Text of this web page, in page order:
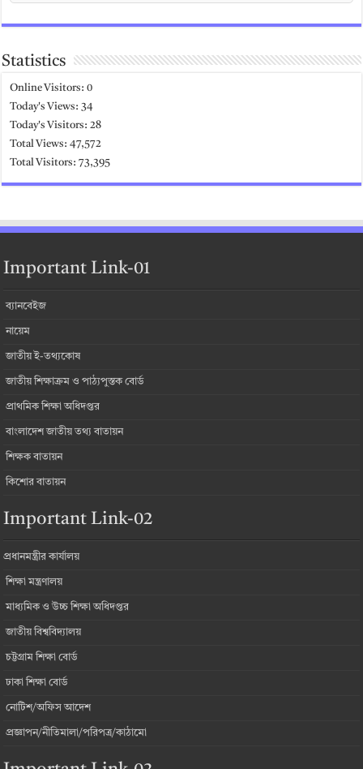
Statistics
Online Visitors:0
Today's Views: 34
Today's Visitors:28
Total Views:47,572
Total Visitors:73,395
Important Link-01
ব্যানবেইজ
নায়েম
জাতীয় ই-তথ্যকোষ
জাতীয় শিক্ষাক্রম ও পাঠ্যপুস্তক বোর্ড
প্রাথমিক শিক্ষা অধিদপ্তর
বাংলাদেশ জাতীয় তথ্য বাতায়ন
শিক্ষক বাতায়ন
কিশোর বাতায়ন
Important Link-02
প্রধানমন্ত্রীর কার্যালয়
শিক্ষা মন্ত্রণালয়
মাধ্যমিক ও উচ্চ শিক্ষা অধিদপ্তর
জাতীয় বিশ্ববিদ্যালয়
চট্টগ্রাম শিক্ষা বোর্ড
ঢাকা শিক্ষা বোর্ড
নোটিশ/অফিস আদেশ
প্রজ্ঞাপন/নীতিমালা/পরিপত্র/কাঠামো